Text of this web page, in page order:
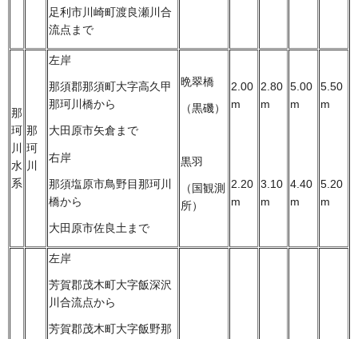
足利市川崎町渡良瀬川合
流点まで
那
珂
川
水
系
那
珂
川
左岸
那須郡那須町大字高久甲
那珂川橋から
大田原市矢倉まで
右岸
那須塩原市鳥野目那珂川
橋から
大田原市佐良土まで
晩翠橋
（黒磯）
黒羽
（国観測
所）
2.00
m
2.20
m
2.80
m
3.10
m
5.00
m
4.40
m
5.50
m
5.20
m
左岸
芳賀郡茂木町大字飯深沢
川合流点から
芳賀郡茂木町大字飯野那